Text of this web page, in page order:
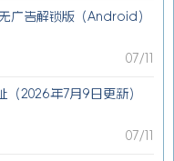
广告解锁版（Android）
07/11
（2026年7月9日更新）
07/11